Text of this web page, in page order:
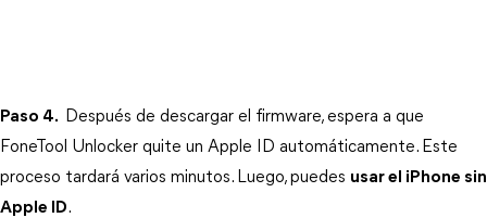
Paso 4.
Después de descargar el firmware, espera a que
FoneTool Unlocker quite un Apple ID automáticamente. Este
proceso tardará varios minutos. Luego, puedes usar el iPhone sin
Apple ID.